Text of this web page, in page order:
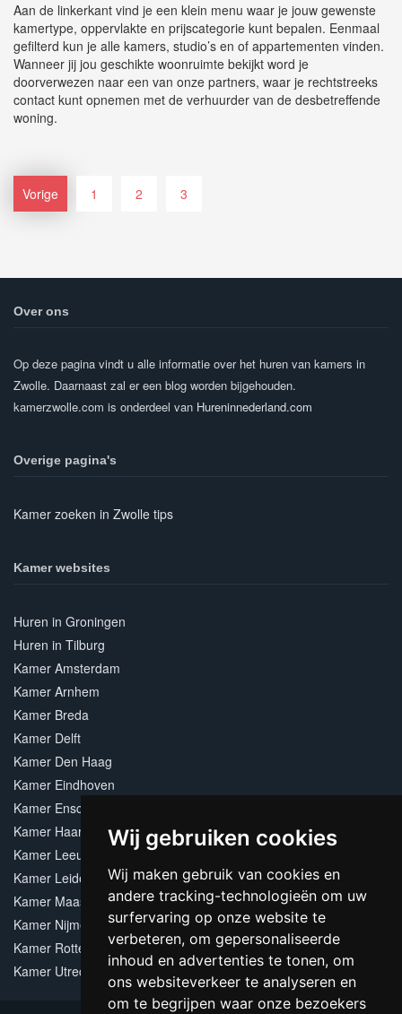
Wij gebruiken cookies
Wij maken gebruik van cookies en
andere tracking-technologieën om uw
surfervaring op onze website te
verbeteren, om gepersonaliseerde
inhoud en advertenties te tonen, om
ons websiteverkeer te analyseren en
om te begrijpen waar onze bezoekers
Aan de linkerkant vind je een klein menu waar je jouw gewenste
kamertype, oppervlakte en prijscategorie kunt bepalen. Eenmaal
gefilterd kun je alle kamers, studio’s en of appartementen vinden.
Wanneer jij jou geschikte woonruimte bekijkt word je
doorverwezen naar een van onze partners, waar je rechtstreeks
contact kunt opnemen met de verhuurder van de desbetreffende
woning.
Vorige 1 2 3
Over ons
Op deze pagina vindt u alle informatie over het huren van kamers in
Zwolle. Daarnaast zal er een blog worden bijgehouden.
kamerzwolle.com is onderdeel van Hureninnederland.com
Overige pagina's
Kamer zoeken in Zwolle tips
Kamer websites
Huren in Groningen
Huren in Tilburg
Kamer Amsterdam
Kamer Arnhem
Kamer Breda
Kamer Delft
Kamer Den Haag
Kamer Eindhoven
Kamer Enschede
Kamer Haarlem
Kamer Leeuwarden
Kamer Leiden
Kamer Maastricht
Kamer Nijmegen
Kamer Rotterdam
Kamer Utrecht